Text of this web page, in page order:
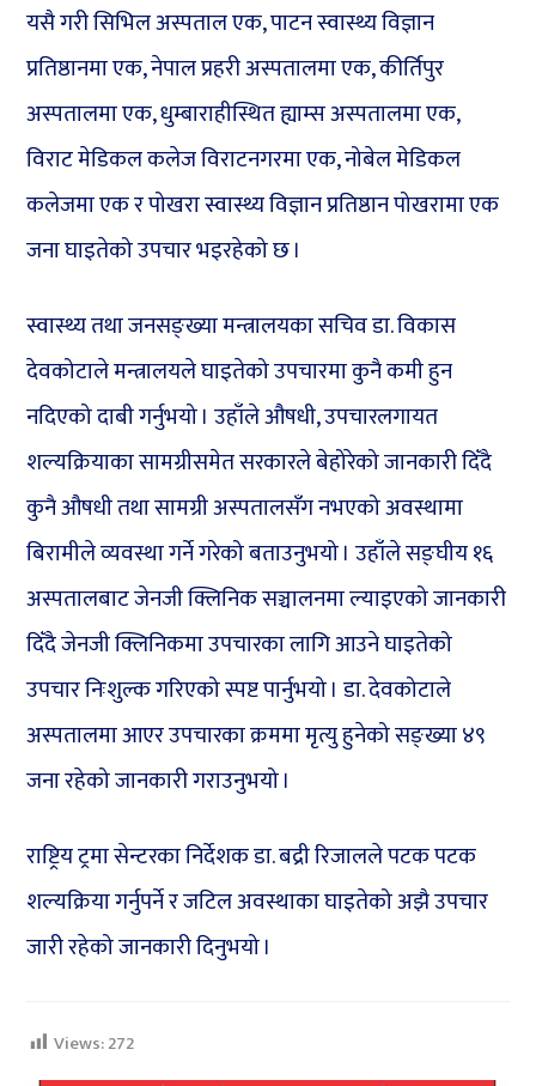
यसै गरी सिभिल अस्पताल एक, पाटन स्वास्थ्य विज्ञान
प्रतिष्ठानमा एक, नेपाल प्रहरी अस्पतालमा एक, कीर्तिपुर
अस्पतालमा एक, धुम्बाराहीस्थित ह्याम्स अस्पतालमा एक,
विराट मेडिकल कलेज विराटनगरमा एक, नोबेल मेडिकल
कलेजमा एक र पोखरा स्वास्थ्य विज्ञान प्रतिष्ठान पोखरामा एक
जना घाइतेको उपचार भइरहेको छ ।
स्वास्थ्य तथा जनसङ्ख्या मन्त्रालयका सचिव डा. विकास
देवकोटाले मन्त्रालयले घाइतेको उपचारमा कुनै कमी हुन
नदिएको दाबी गर्नुभयो । उहाँले औषधी, उपचारलगायत
शल्यक्रियाका सामग्रीसमेत सरकारले बेहोरेको जानकारी दिँदै
कुनै औषधी तथा सामग्री अस्पतालसँग नभएको अवस्थामा
बिरामीले व्यवस्था गर्ने गरेको बताउनुभयो । उहाँले सङ्घीय १६
अस्पतालबाट जेनजी क्लिनिक सञ्चालनमा ल्याइएको जानकारी
दिँदै जेनजी क्लिनिकमा उपचारका लागि आउने घाइतेको
उपचार निःशुल्क गरिएको स्पष्ट पार्नुभयो । डा. देवकोटाले
अस्पतालमा आएर उपचारका क्रममा मृत्यु हुनेको सङ्ख्या ४९
जना रहेको जानकारी गराउनुभयो ।
राष्ट्रिय ट्रमा सेन्टरका निर्देशक डा. बद्री रिजालले पटक पटक
शल्यक्रिया गर्नुपर्ने र जटिल अवस्थाका घाइतेको अझै उपचार
जारी रहेको जानकारी दिनुभयो ।
Views:272